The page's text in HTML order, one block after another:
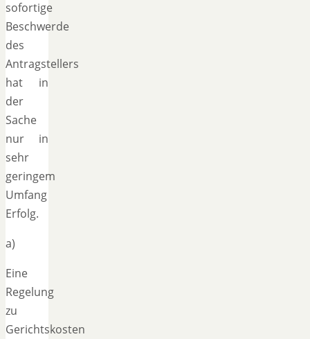
sofortige
Beschwerde
des
Antragstellers
hat in
der
Sache
nur in
sehr
geringem
Umfang
Erfolg.
a)
Eine
Regelung
zu
Gerichtskosten